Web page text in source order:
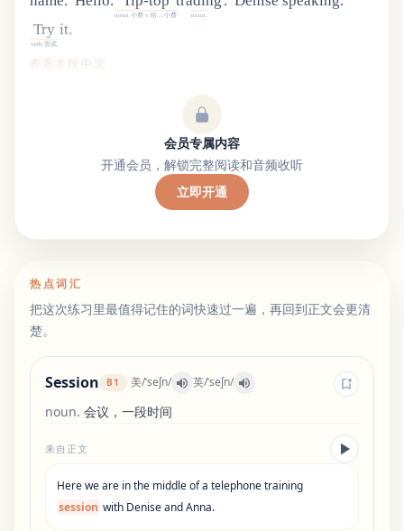
noun.小费 v.给....小费 noun.
Try
verb.尝试
it.
查看本段中文
会员专属内容
开通会员，解锁完整阅读和音频收听
立即开通
热点词汇
把这次练习里最值得记住的词快速过一遍，再回到正文会更清
楚。
Session B1 美/ˈseʃn/ 英/ˈseʃn/
noun. 会议，一段时间
来自正文
Hereweare inthe middleofa telephonetraining
session with DeniseandAnna.